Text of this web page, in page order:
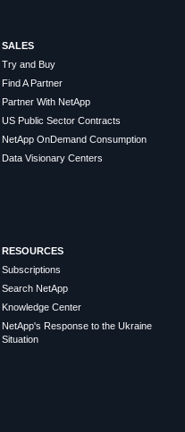
SALES
Try and Buy
Find A Partner
Partner With NetApp
US Public Sector Contracts
NetApp OnDemand Consumption
Data Visionary Centers
RESOURCES
Subscriptions
Search NetApp
Knowledge Center
NetApp's Response to the Ukraine
Situation